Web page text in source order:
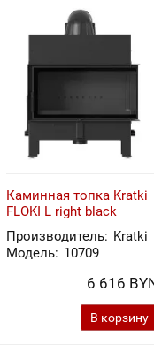
Каминная топка Kratki
FLOKI L right black
Производитель: Kratki
Модель: 10709
6 616
В корзину